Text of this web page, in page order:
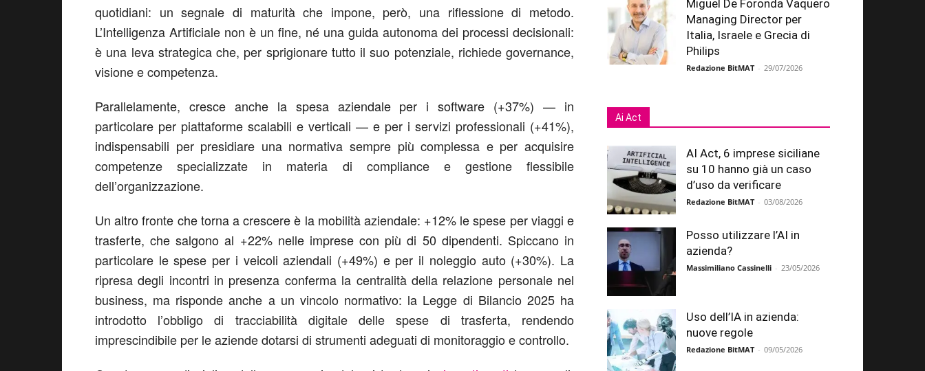
quotidiani: un segnale di maturità che impone, però, una riflessione di metodo.
L’Intelligenza Artificiale non è un fine, né una guida autonoma dei processi decisionali:
è una leva strategica che, per sprigionare tutto il suo potenziale, richiede governance,
visione e competenza.
Parallelamente, cresce anche la spesa aziendale per i software (+37%) — in
particolare per piattaforme scalabili e verticali — e per i servizi professionali (+41%),
indispensabili per presidiare una normativa sempre più complessa e per acquisire
competenze specializzate in materia di compliance e gestione flessibile
dell’organizzazione.
Un altro fronte che torna a crescere è la mobilità aziendale: +12% le spese per viaggi e
trasferte, che salgono al +22% nelle imprese con più di 50 dipendenti. Spiccano in
particolare le spese per i veicoli aziendali (+49%) e per il noleggio auto (+30%). La
ripresa degli incontri in presenza conferma la centralità della relazione personale nel
business, ma risponde anche a un vincolo normativo: la Legge di Bilancio 2025 ha
introdotto l’obbligo di tracciabilità digitale delle spese di trasferta, rendendo
imprescindibile per le aziende dotarsi di strumenti adeguati di monitoraggio e controllo.
Miguel De Foronda Vaquero
Managing Director per
Italia, Israele e Grecia di
Philips
Redazione BitMAT - 29/07/2026
Ai Act
AI Act, 6 imprese siciliane
su 10 hanno già un caso
d’uso da verificare
Redazione BitMAT - 03/08/2026
Posso utilizzare l’AI in
azienda?
Massimiliano Cassinelli - 23/05/2026
Uso dell’IA in azienda:
nuove regole
Redazione BitMAT - 09/05/2026